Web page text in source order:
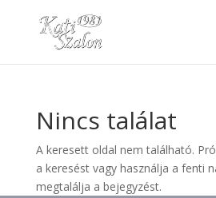
Nincs találat
A keresett oldal nem található.
a keresést vagy használja a fenti
megtalálja a bejegyzést.